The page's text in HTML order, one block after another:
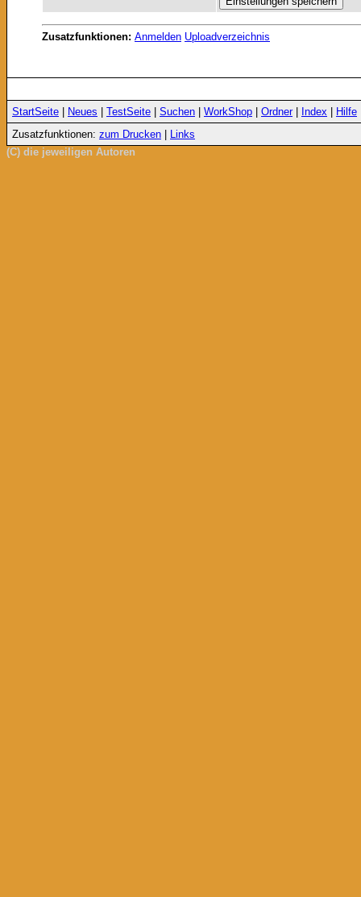
Zusatzfunktionen: Anmelden Uploadverzeichnis
StartSeite Neues TestSeite Suchen WorkShop Ordner| Index Hilfe
Zusatzfunktionen: zum Drucken
Links
(C) die jeweiligen Autoren